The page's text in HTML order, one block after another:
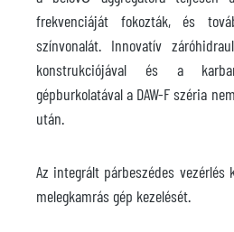
frekvenciáját fokozták, és
színvonalát. Innovatív
konstrukciójával és a
gépburkolatával a DAW-F széria
után.
Az integrált párbeszédes vezérlés
melegkamrás gép kezelését.